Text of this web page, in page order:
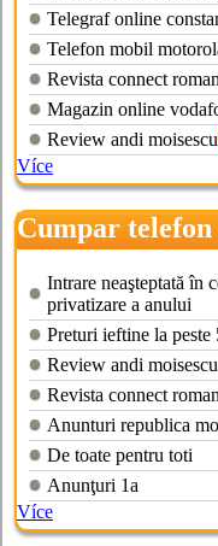
Telegraf online
Telefon mobil
Revista connect
Magazin online
Review andi moisescu
Více
Cumpar telefon
mini
Intrare neaşteptată în
privatizare a anului
Preturi ieftine la peste
Review andi moisescu
Revista connect
Anunturi republica
De toate pentru toti
Anunţuri 1a
Více